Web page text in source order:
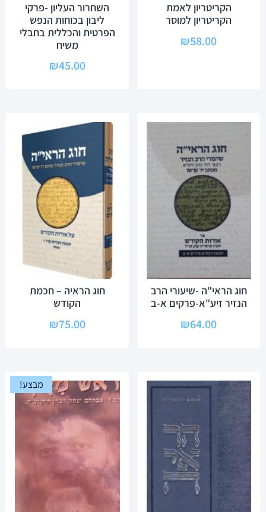
הקריטריון לאמת
הקריטריון למוסר
₪58.00
השחרור העליון -פרקי
ליבון בכוחות הנפש
הפרטית והכללית בחבלי
משיח
₪45.00
חוג הראי"ה -שיעורי הרב
הנזיר זיע"א-פרקים א-ב
₪64.00
חוג הראיה – חכמת
הקודש
₪75.00
מבצע!